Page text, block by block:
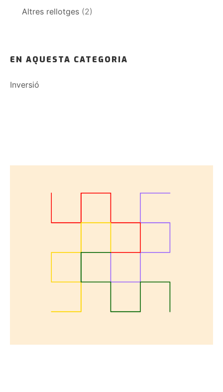
Altres rellotges (2)
EN AQUESTA CATEGORIA
Inversió